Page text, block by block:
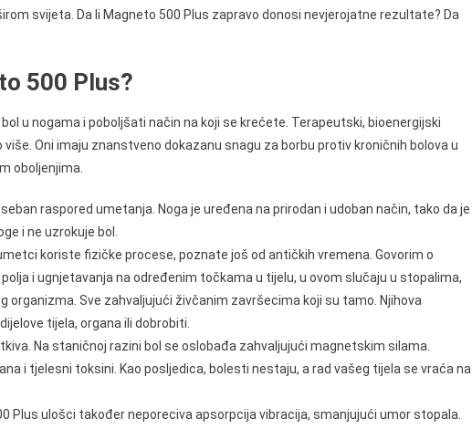
svijeta. Da li Magneto 500 Plus zapravo donosi nevjerojatne rezultate? Da
500 Plus?
u nogama i poboljšati način na koji se krećete. Terapeutski, bioenergijski
Oni imaju znanstveno dokazanu snagu za borbu protiv kroničnih bolova u
oboljenjima.
raspored umetanja. Noga je uređena na prirodan i udoban način, tako da je
i ne uzrokuje bol.
koriste fizičke procese, poznate još od antičkih vremena. Govorim o
i ugnjetavanja na određenim točkama u tijelu, u ovom slučaju u stopalima,
organizma. Sve zahvaljujući živčanim završecima koji su tamo. Njihova
tijela, organa ili dobrobiti.
Na staničnoj razini bol se oslobađa zahvaljujući magnetskim silama.
i tjelesni toksini. Kao posljedica, bolesti nestaju, a rad vašeg tijela se vraća na
Plus ulošci također neporeciva apsorpcija vibracija, smanjujući umor stopala.